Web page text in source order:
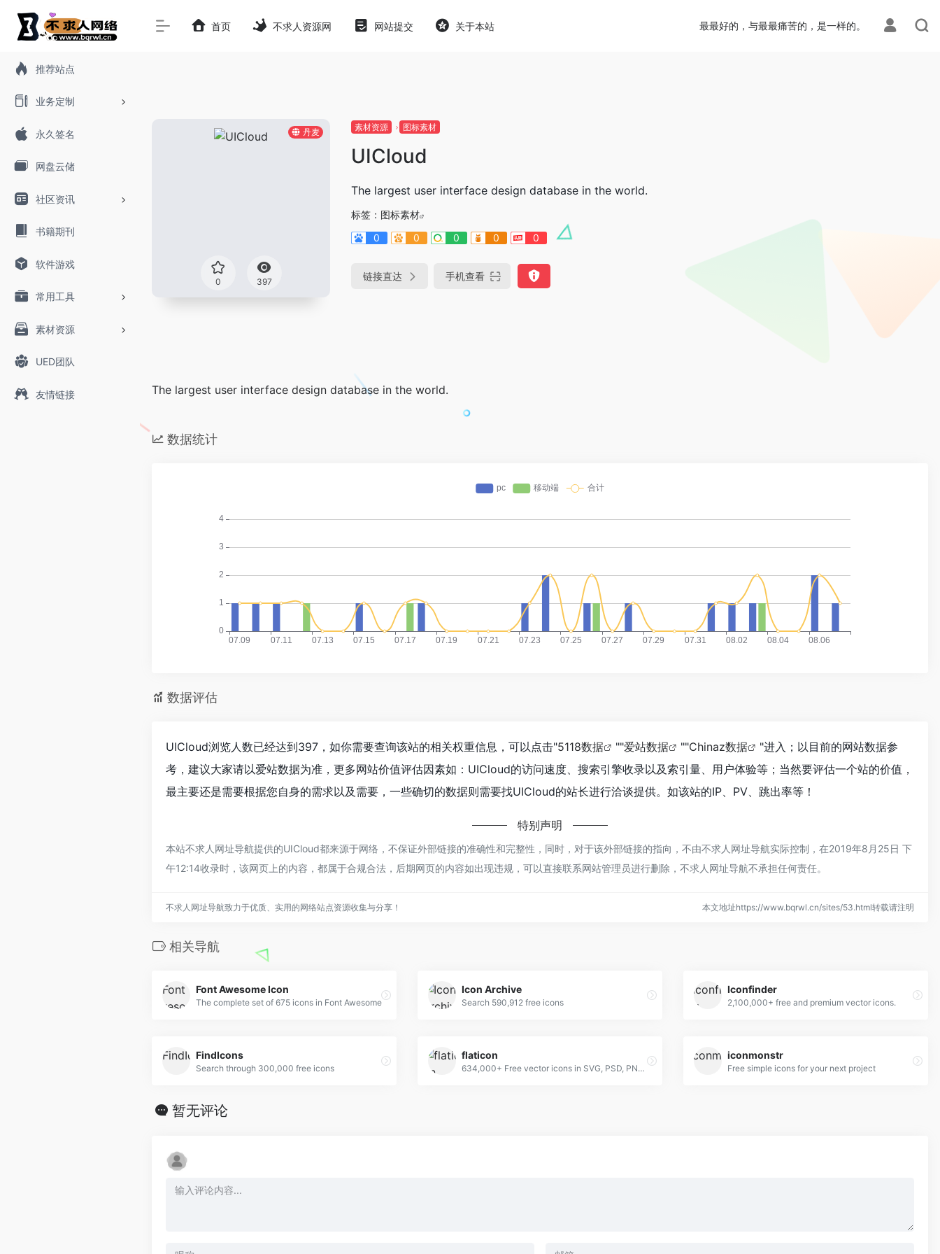
推荐站点
业务定制
永久签名
网盘云储
社区资讯
书籍期刊
软件游戏
常用工具
素材资源
UED团队
友情链接
首页 不求人资源网 网站提交 关于本站 最最好的，与最最痛苦的，是一样的。
丹麦
0 397
素材资源 图标素材
UICloud
The largest user interface design database in the world.
标签： 图标素材
0
0 0 0 0
链接直达 手机查看
The largest user interface design database in the world.
数据统计
数据评估
UICloud浏览人数已经达到397，如你需要查询该站的相关权重信息，可以点击"5118数据 ""爱站数据 ""Chinaz数据
"进入；以目前的网站数据参
考，建议大家请以爱站数据为准，更多网站价值评估因素如：UICloud的访问速度、搜索引擎收录以及索引量、用户体验等；当然要评估一个站的价值，
最主要还是需要根据您自身的需求以及需要，一些确切的数据则需要找UICloud的站长进行洽谈提供。如该站的IP、PV、跳出率等！
特别声明
本站不求人网址导航提供的UICloud都来源于网络，不保证外部链接的准确性和完整性，同时，对于该外部链接的指向，不由不求人网址导航实际控制，在2019年8月25日 下
午12:14收录时，该网页上的内容，都属于合规合法，后期网页的内容如出现违规，可以直接联系网站管理员进行删除，不求人网址导航不承担任何责任。
不求人网址导航致力于优质、实用的网络站点资源收集与分享！ 本文地址https://www.bqrwl.cn/sites/53.html转载请注明
相关导航
Font Awesome Icon
The complete set of 675 icons in Font Awesome
Icon Archive
Search 590,912 free icons
Iconfinder
2,100,000+ free and premium vector icons.
FindIcons
Search through 300,000 free icons
flaticon
634,000+ Free vector icons in SVG, PSD, PNG, EPS format or as ICON FONT.
iconmonstr
Free simple icons for your next project
暂无评论